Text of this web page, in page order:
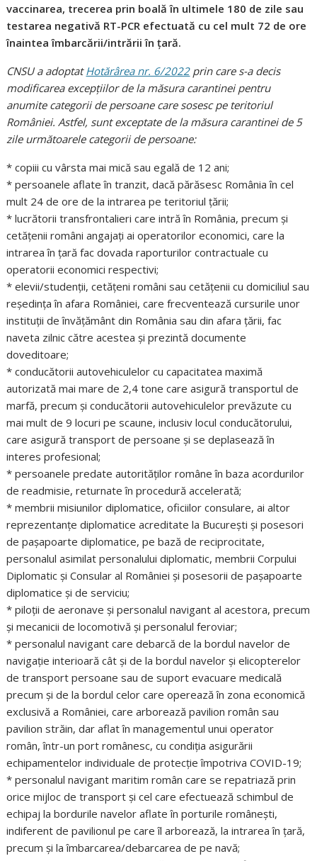
vaccinarea, trecerea prin boală în ultimele 180 de zile sau
testarea negativă RT-PCR efectuată cu cel mult 72 de ore
înaintea îmbarcării/intrării în ţară.
CNSU a adoptatHotărârea nr. 6/2022prin care s-a decis
modificarea excepţiilor de la măsura carantinei pentru
anumite categorii de persoane care sosesc pe teritoriul
României. Astfel, sunt exceptate de la măsura carantinei de 5
zile următoarele categorii de persoane:
* copiii cu vârsta mai mică sau egală de 12 ani;
* persoanele aflate în tranzit, dacă părăsesc România în cel
mult 24 de ore de la intrarea pe teritoriul ţării;
* lucrătorii transfrontalieri care intră în România, precum şi
cetăţenii români angajaţi ai operatorilor economici, care la
intrarea în ţară fac dovada raporturilor contractuale cu
operatorii economici respectivi;
* elevii/studenţii, cetăţeni români sau cetăţenii cu domiciliul sau
reşedinţa în afara României, care frecventează cursurile unor
instituţii de învăţământ din România sau din afara ţării, fac
naveta zilnic către acestea şi prezintă documente
doveditoare;
* conducătorii autovehiculelor cu capacitatea maximă
autorizată mai mare de 2,4 tone care asigură transportul de
marfă, precum şi conducătorii autovehiculelor prevăzute cu
mai mult de 9 locuri pe scaune, inclusiv locul conducătorului,
care asigură transport de persoane şi se deplasează în
interes profesional;
* persoanele predate autorităţilor române în baza acordurilor
de readmisie, returnate în procedură accelerată;
* membrii misiunilor diplomatice, oficiilor consulare, ai altor
reprezentanţe diplomatice acreditate la Bucureşti şi posesori
de paşapoarte diplomatice, pe bază de reciprocitate,
personalul asimilat personalului diplomatic, membrii Corpului
Diplomatic şi Consular al României şi posesorii de paşapoarte
diplomatice şi de serviciu;
* piloţii de aeronave şi personalul navigant al acestora, precum
şi mecanicii de locomotivă şi personalul feroviar;
* personalul navigant care debarcă de la bordul navelor de
navigaţie interioară cât şi de la bordul navelor şi elicopterelor
de transport persoane sau de suport evacuare medicală
precum şi de la bordul celor care operează în zona economică
exclusivă a României, care arborează pavilion român sau
pavilion străin, dar aflat în managementul unui operator
român, într-un port românesc, cu condiţia asigurării
echipamentelor individuale de protecţie împotriva COVID-19;
* personalul navigant maritim român care se repatriază prin
orice mijloc de transport şi cel care efectuează schimbul de
echipaj la bordurile navelor aflate în porturile româneşti,
indiferent de pavilionul pe care îl arborează, la intrarea în ţară,
precum şi la îmbarcarea/debarcarea de pe navă;